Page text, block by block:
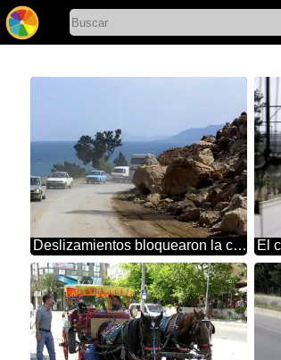
Deslizamientos bloquearon la carretera en las montañas